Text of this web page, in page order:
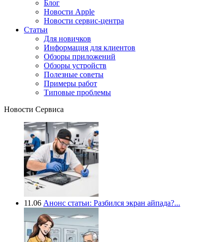
Блог
Новости Apple
Новости сервис-центра
Статьи
Для новичков
Информация для клиентов
Обзоры приложений
Обзоры устройств
Полезные советы
Примеры работ
Типовые проблемы
Новости Сервиса
11.06 Анонс статьи: Разбился экран айпада?...